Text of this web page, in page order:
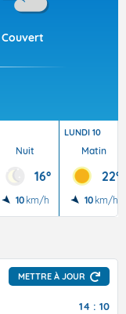
Couvert
Nuit
16°
10 km/h
LUNDI 10
Matin
22°
10 km/h
METTRE À JOUR
14 : 10